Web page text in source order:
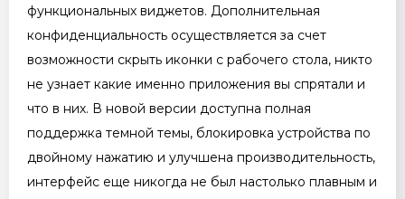
функциональных виджетов. Дополнительная
конфиденциальность осуществляется за счет
возможности скрыть иконки с рабочего стола, никто
не узнает какие именно приложения вы спрятали и
что в них. В новой версии доступна полная
поддержка темной темы, блокировка устройства по
двойному нажатию и улучшена производительность,
интерфейс еще никогда не был настолько плавным и